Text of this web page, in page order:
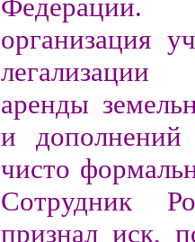
организация
аренды
и
чисто
Сотрудник
признал иск,